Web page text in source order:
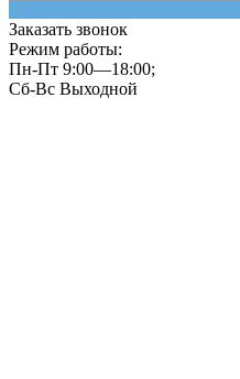
Заказать звонок
Режим работы:
Пн-Пт 9:00—18:00;
Сб-Вс Выходной